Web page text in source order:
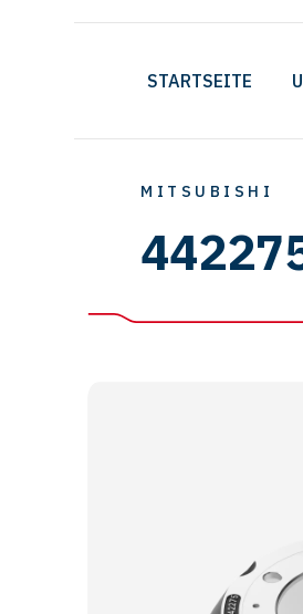
STARTSEITE
MITSUBISHI